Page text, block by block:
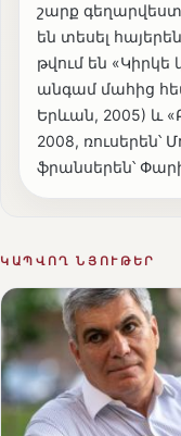
շարք
են տեսել
թվում են «Կիրկե
անգամ մահից
Երևան, 2005) և
2008, ռուսերեն՝
ֆրանսերեն՝
ԿԱՊՎՈՂ ՆՅՈՒԹԵՐ